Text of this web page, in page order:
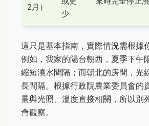
2月）
少
這只是基本指南，實際情況需根據
例如，我家的陽台朝西，夏季下午
縮短澆水間隔；而朝北的房間，光
長間隔。根據行政院農業委員會的
量與光照、溫度直接相關，所以別
會觀察。